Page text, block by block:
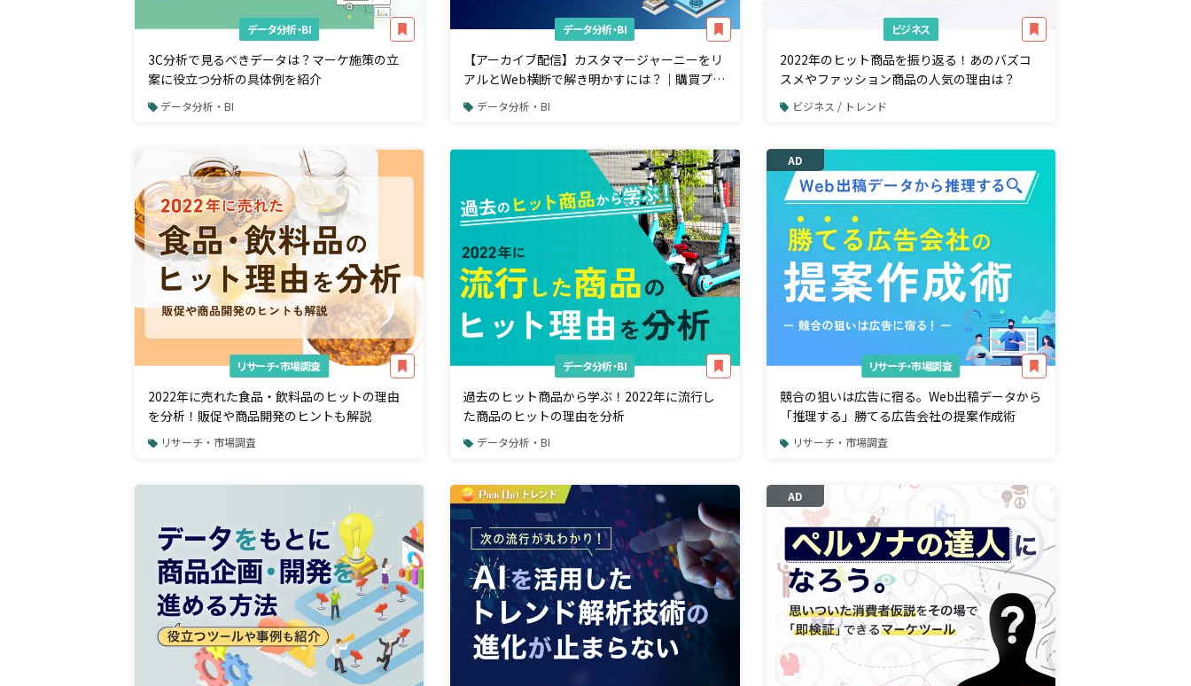
データ分析・BI
3C分析で見るべきデータは？マーケ施策の立
案に役立つ分析の具体例を紹介
データ分析・BI
データ分析・BI
【アーカイブ配信】カスタマージャーニーをリ
アルとWeb横断で解き明かすには？｜購買プロ
セス調査の事例・手法を解説
データ分析・BI
ビジネス
2022年のヒット商品を振り返る！あのバズコ
スメやファッション商品の人気の理由は？
ビジネス / トレンド
リサーチ・市場調査
2022年に売れた食品・飲料品のヒットの理由
を分析！販促や商品開発のヒントも解説
リサーチ・市場調査
データ分析・BI
過去のヒット商品から学ぶ！2022年に流行し
た商品のヒットの理由を分析
データ分析・BI
AD
リサーチ・市場調査
競合の狙いは広告に宿る。Web出稿データから
「推理する」勝てる広告会社の提案作成術
リサーチ・市場調査
AD